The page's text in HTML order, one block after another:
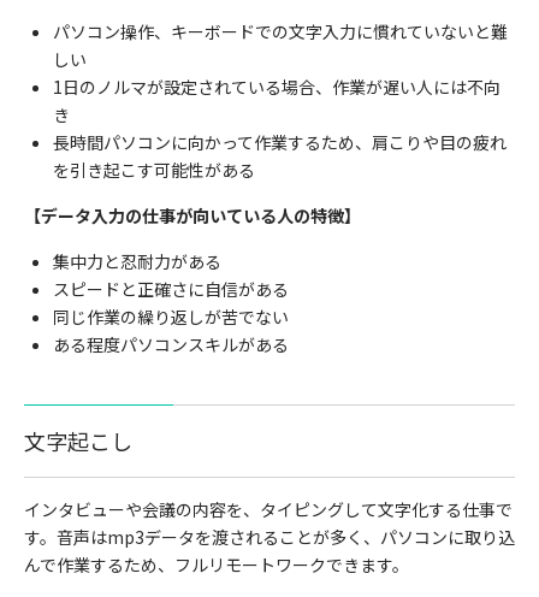
パソコン操作、キーボードでの文字入力に慣れていないと難
しい
1日のノルマが設定されている場合、作業が遅い人には不向
き
長時間パソコンに向かって作業するため、肩こりや目の疲れ
を引き起こす可能性がある
【データ入力の仕事が向いている人の特徴】
集中力と忍耐力がある
スピードと正確さに自信がある
同じ作業の繰り返しが苦でない
ある程度パソコンスキルがある
文字起こし
インタビューや会議の内容を、タイピングして文字化する仕事で
す。音声はmp3データを渡されることが多く、パソコンに取り込
んで作業するため、フルリモートワークできます。